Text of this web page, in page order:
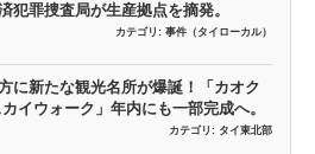
犯罪捜査局が生産拠点を摘発。
カテゴリ: 事件（タイローカル）
に新たな観光名所が爆誕！「カオク
イウォーク」年内にも一部完成へ。
カテゴリ: タイ東北部